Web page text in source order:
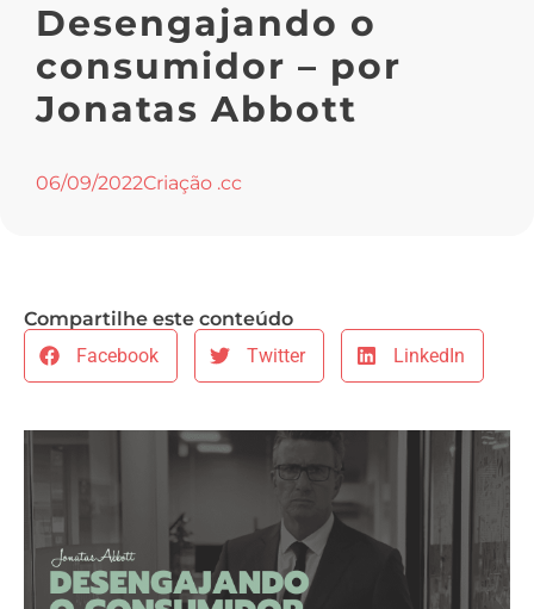
Desengajando o
consumidor – por
Jonatas Abbott
06/09/2022Criação .cc
Compartilhe este conteúdo
Facebook
Twitter LinkedIn